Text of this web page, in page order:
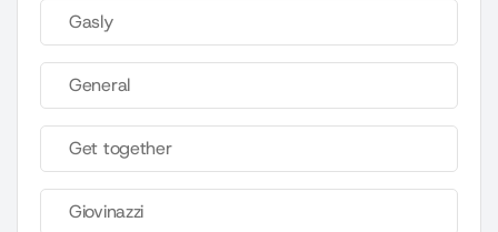
Gasly
General
Get together
Giovinazzi